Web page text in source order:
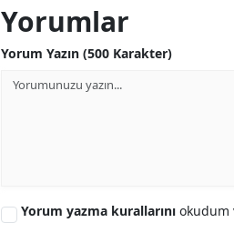
Yorumlar
Yorum Yazın (500 Karakter)
Yorum yazma kurallarını okudum